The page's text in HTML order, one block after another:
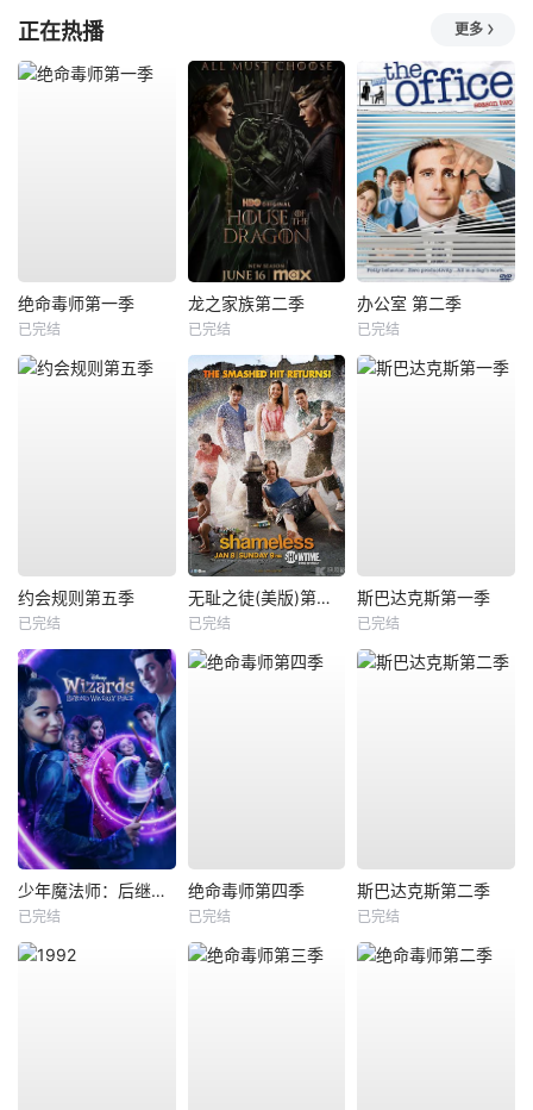
正在热播 更多
绝命毒师第一季
已完结
龙之家族第二季
已完结
办公室 第二季
已完结
约会规则第五季
已完结
无耻之徒(美版)第二季
已完结
斯巴达克斯第一季
已完结
少年魔法师：后继者第三季
已完结
绝命毒师第四季
已完结
斯巴达克斯第二季
已完结